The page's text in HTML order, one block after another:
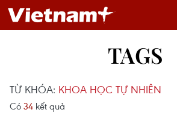
TAGS
TỪ KHÓA: KHOA HỌC TỰ NHIÊN
Có 34 kết quả